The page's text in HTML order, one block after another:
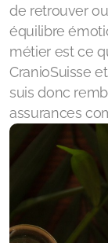
de retrouver
équilibre
métier est ce
CranioSuisse
suis donc
assurances